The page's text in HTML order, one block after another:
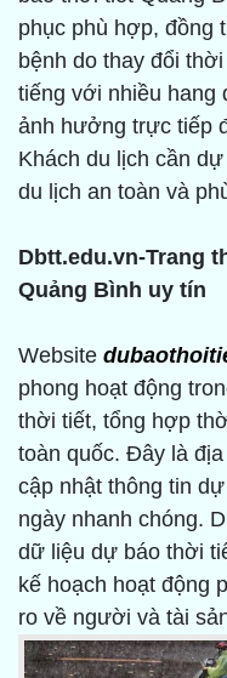
phục phù hợp, đồng
bệnh do thay đổi
tiếng với nhiều hang
ảnh hưởng trực tiếp
Khách du lịch cần
du lịch an toàn và
Dbtt.edu.vn-Trang
Quảng Bình uy tín
Website
phong hoạt động
thời tiết, tổng hợp
toàn quốc. Đây là
cập nhật thông tin
ngày nhanh chóng.
dữ liệu dự báo thời
kế hoạch hoạt động
ro về người và tài